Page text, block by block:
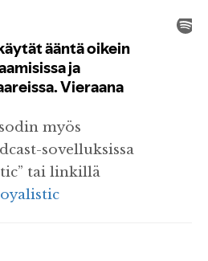
myös
sovelluksissa
tai linkillä